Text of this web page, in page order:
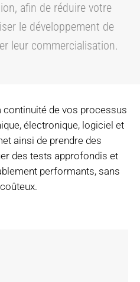
afin de réduire votre
le développement de
leur commercialisation.
de vos processus
électronique, logiciel et
ainsi de prendre des
des tests approfondis et
performants, sans